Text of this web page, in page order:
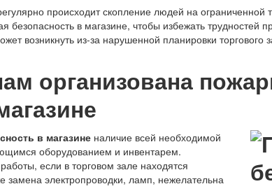
происходит скопление людей на ограниченной
безопасность в магазине, чтобы избежать трудностей
возникнуть из-за нарушенной планировки торгового
организована
в магазиненаличие всей необходимой
оборудованием и инвентарем.
если в торговом зале находятся
замена электропроводки, ламп, нежелательна